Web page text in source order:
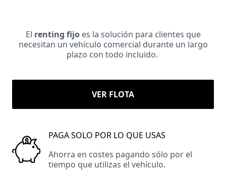
El renting fijoes la solución para clientes que
necesitan un vehículo comercial durante un largo
plazo con todo incluido.
VER FLOTA
PAGA SOLO POR LO QUE USAS
Ahorra en costes pagando sólo por el
tiempo que utilizas el vehículo.